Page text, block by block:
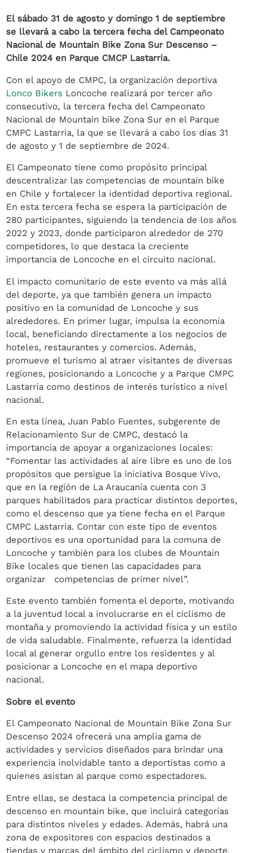
El sábado 31 de agosto y domingo 1 de septiembre
se llevará a cabo la tercera fecha del Campeonato
Nacional de Mountain Bike Zona Sur Descenso –
Chile 2024 en Parque CMCP Lastarria.
Con el apoyo de CMPC, la organización deportiva
Lonco Bikers Loncoche realizará por tercer año
consecutivo, la tercera fecha del Campeonato
Nacional de Mountain bike Zona Sur en el Parque
CMPC Lastarria, la que se llevará a cabo los días 31
de agosto y 1 de septiembre de 2024.
El Campeonato tiene como propósito principal
descentralizar las competencias de mountain bike
en Chile y fortalecer la identidad deportiva regional.
En esta tercera fecha se espera la participación de
280 participantes, siguiendo la tendencia de los años
2022 y 2023, donde participaron alrededor de 270
competidores, lo que destaca la creciente
importancia de Loncoche en el circuito nacional.
El impacto comunitario de este evento va más allá
del deporte, ya que también genera un impacto
positivo en la comunidad de Loncoche y sus
alrededores. En primer lugar, impulsa la economía
local, beneficiando directamente a los negocios de
hoteles, restaurantes y comercios. Además,
promueve el turismo al atraer visitantes de diversas
regiones, posicionando a Loncoche y a Parque CMPC
Lastarria como destinos de interés turístico a nivel
nacional.
En esta línea, Juan Pablo Fuentes, subgerente de
Relacionamiento Sur de CMPC, destacó la
importancia de apoyar a organizaciones locales:
“Fomentar las actividades al aire libre es uno de los
propósitos que persigue la iniciativa Bosque Vivo,
que en la región de La Araucanía cuenta con 3
parques habilitados para practicar distintos deportes,
como el descenso que ya tiene fecha en el Parque
CMPC Lastarria. Contar con este tipo de eventos
deportivos es una oportunidad para la comuna de
Loncoche y también para los clubes de Mountain
Bike locales que tienen las capacidades para
organizar competencias de primer nivel”.
Este evento también fomenta el deporte, motivando
a la juventud local a involucrarse en el ciclismo de
montaña y promoviendo la actividad física y un estilo
de vida saludable. Finalmente, refuerza la identidad
local al generar orgullo entre los residentes y al
posicionar a Loncoche en el mapa deportivo
nacional.
Sobre el evento
El Campeonato Nacional de Mountain Bike Zona Sur
Descenso 2024 ofrecerá una amplia gama de
actividades y servicios diseñados para brindar una
experiencia inolvidable tanto a deportistas como a
quienes asistan al parque como espectadores.
Entre ellas, se destaca la competencia principal de
descenso en mountain bike, que incluirá categorías
para distintos niveles y edades. Además, habrá una
zona de expositores con espacios destinados a
tiendas y marcas del ámbito del ciclismo y deporte,